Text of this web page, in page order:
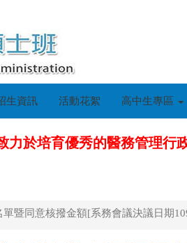
生資訊 活動花絮 高中生專區
力於培育優秀的醫務管理
暨同意核撥金額[系務會議決議日期